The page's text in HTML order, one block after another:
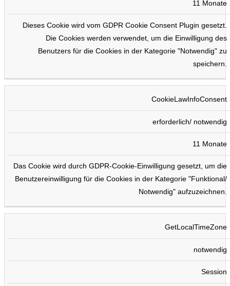
11 Monate
Dieses Cookie wird vom GDPR Cookie Consent Plugin gesetzt.
Die Cookies werden verwendet, um die Einwilligung des
Benutzers für die Cookies in der Kategorie "Notwendig" zu
speichern.
CookieLawInfoConsent
erforderlich/ notwendig
11 Monate
Das Cookie wird durch GDPR-Cookie-Einwilligung gesetzt, um die
Benutzereinwilligung für die Cookies in der Kategorie "Funktional/
Notwendig" aufzuzeichnen.
GetLocalTimeZone
notwendig
Session